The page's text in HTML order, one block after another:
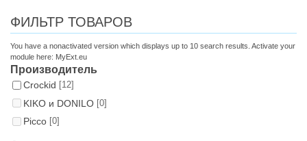
ФИЛЬТР ТОВАРОВ
You have a nonactivated version which displays up to 10 search results. Activate your
module here: MyExt.eu
Производитель
Croсkid [12]
KIKO и DONILO [0]
Picco [0]